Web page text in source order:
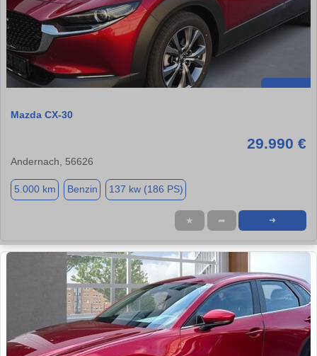
Mazda CX-30
29.990 €
Andernach, 56626
5.000 km Benzin 137 kw (186 PS)
★ ➦ ➜